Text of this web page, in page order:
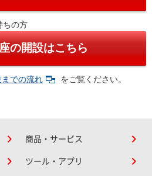
ちの方
の開設はこちら
での流れ をご覧ください。
商品・サービス
ツール・アプリ